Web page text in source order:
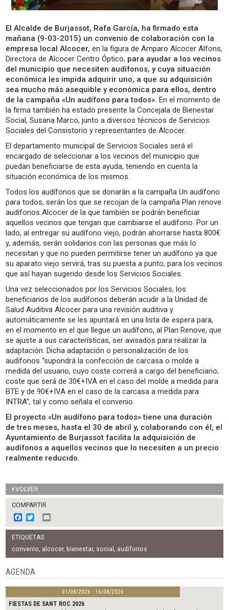
El Alcalde de Burjassot, Rafa García, ha firmado esta
mañana (9-03-2015) un convenio de colaboración con la
empresa local Alcocer, en la figura de Amparo Alcocer Alfons,
Directora de Alcocer Centro Óptico, para ayudar a los vecinos
del municipio que necesiten audífonos, y cuya situación
económica les impida adquirir uno, a que su adquisición
sea mucho más asequible y económica para ellos, dentro
de la campaña «Un audífono para todos». En el momento de
la firma también ha estado presente la Concejala de Bienestar
Social, Susana Marco, junto a diversos técnicos de Servicios
Sociales del Consistorio y representantes de Alcocer.
El departamento municipal de Servicios Sociales será el
encargado de seleccionar a los vecinos del municipio que
puedan beneficiarse de esta ayuda, teniendo en cuenta la
situación económica de los mismos.
Todos los audífonos que se donarán a la campaña Un audífono
para todos, serán los que se recojan de la campaña Plan renove
audífonos Alcocer de la que también se podrán beneficiar
aquellos vecinos que tengan que cambiarse el audífono. Por un
lado, al entregar su audífono viejo, podrán ahorrarse hasta 800€
y, además, serán solidarios con las personas que más lo
necesitan y que no pueden permitirse tener un audífono ya que
su aparato viejo servirá, tras su puesta a punto, para los vecinos
que así hayan sugerido desde los Servicios Sociales.
Una vez seleccionados por los Servicios Sociales, los
beneficiarios de los audífonos deberán acudir a la Unidad de
Salud Auditiva Alcocer para una revisión auditiva y
automáticamente se les apuntará en una lista de espera para,
en el momento en el que llegue un audífono, al Plan Renove, que
se ajuste a sus características, ser avisados para realizar la
adaptación. Dicha adaptación o personalización de los
audífonos “supondrá la confección de carcasa o molde a
medida del usuario, cuyo coste correrá a cargo del beneficiario;
coste que será de 30€+IVA en el caso del molde a medida para
BTE y de 90€+IVA en el caso de la carcasa a medida para
INTRA”, tal y como señala el convenio.
El proyecto «Un audífono para todos» tiene una duración
de tres meses, hasta el 30 de abril y, colaborando con él, el
Ayuntamiento de Burjassot facilita la adquisición de
audífonos a aquellos vecinos que lo necesiten a un precio
realmente reducido.
VOLVER
COMPARTIR
F
a
c
e
b
o
o
k
w
i
t
t
e
m
l
ETIQUETAS
convenio, alcocer, bienestar, social , audífonos
AGENDA
01/08/2026 - 16/08/2026
FIESTAS DE SANT ROC 2026